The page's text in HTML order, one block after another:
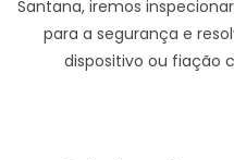
Santana, iremos
para a segurança e
dispositivo ou fiação